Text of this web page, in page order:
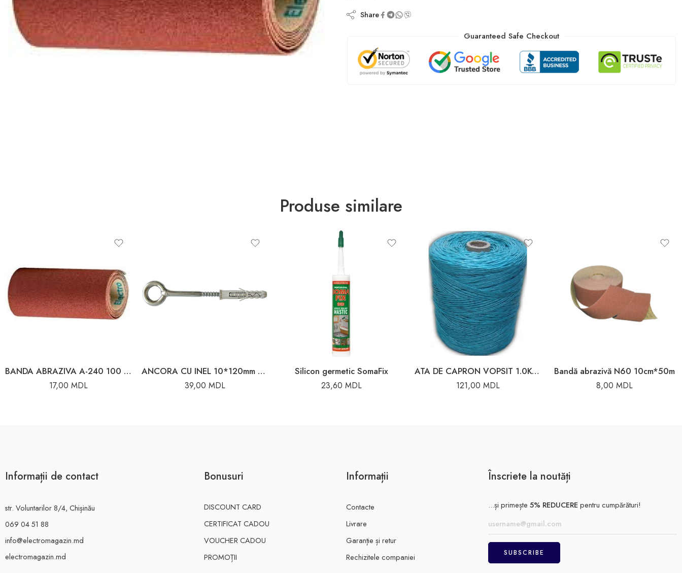
Share
Guaranteed Safe Checkout
Produse similare
BANDA ABRAZIVA A-240 100 MM x 1 M LIDER
17,00 MDL
ANCORA CU INEL 10*120mm CU DIBLU 14*80
39,00 MDL
Silicon germetic SomaFix
23,60 MDL
ATA DE CAPRON VOPSIT 1.0KG(CUT-24BUC)
121,00 MDL
Bandă abrazivă N60 10cm*50m
8,00 MDL
Informații de contact
str. Voluntarilor 8/4, Chișinău
069 04 51 88
info@electromagazin.md
electromagazin.md
Bonusuri
DISCOUNT CARD
CERTIFICAT CADOU
VOUCHER CADOU
PROMOȚII
Informații
Contacte
Livrare
Garanție și retur
Rechizitele companiei
Înscriete la noutăți
...și primește 5% REDUCERE pentru cumpărături!